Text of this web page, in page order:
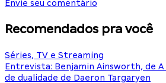
Envie seu comentário
Recomendados pra você
Séries, TV e Streaming
Entrevista: Benjamin Ainsworth, de A
de dualidade de Daeron Targaryen